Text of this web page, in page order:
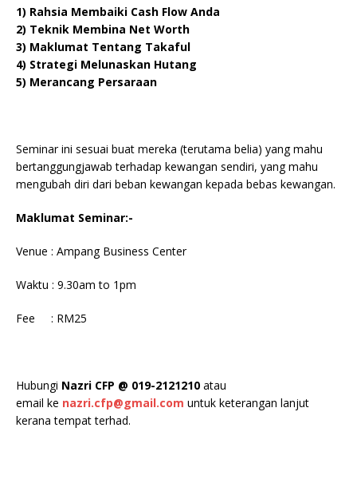
1) Rahsia Membaiki Cash Flow Anda
2) Teknik Membina Net Worth
3) Maklumat Tentang Takaful
4) Strategi Melunaskan Hutang
5) Merancang Persaraan
Seminar ini sesuai buat mereka (terutama belia) yang mahu
bertanggungjawab terhadap kewangan sendiri, yang mahu
mengubah diri dari beban kewangan kepada bebas kewangan.
Maklumat Seminar:-
Venue : Ampang Business Center
Waktu : 9.30am to 1pm
Fee : RM25
Hubungi Nazri CFP @ 019-2121210 atau
email ke nazri.cfp@gmail.com untuk keterangan lanjut
kerana tempat terhad.